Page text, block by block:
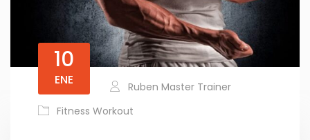
10
ENE
Ruben Master Trainer
Fitness Workout